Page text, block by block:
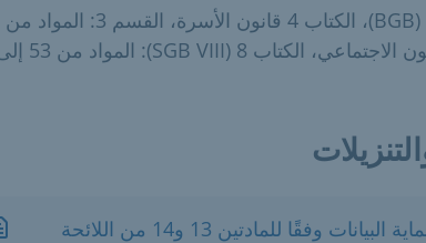
معلومات حماية البيانات وفقًا للمادتين 13 و14 من اللائحة